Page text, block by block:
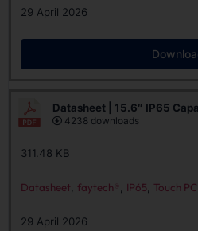
29 April 2026
Datasheet | 15.6″ IP65
4238 downloads
311.48 KB
Datasheet faytech® IP65 Touch PC
29 April 2026